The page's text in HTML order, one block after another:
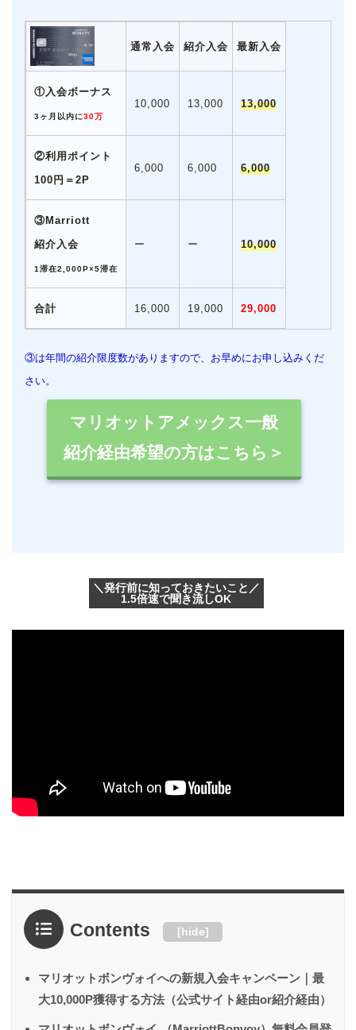
通常入会 紹介入会 最新入会
①入会ボーナス
3ヶ月以内に30万
10,000 13,000 13,000
②利用ポイント
100円＝2P
6,000 6,000 6,000
③Marriott
紹介入会
1滞在2,000P×5滞在
ー ー 10,000
合計 16,000 19,000 29,000
③は年間の紹介限度数がありますので、お早めにお申し込みくだ
さい。
マリオットアメックス一般
紹介経由希望の方はこちら＞
＼発行前に知っておきたいこと／
1.5倍速で聞き流しOK
Contents [hide]
マリオットボンヴォイへの新規入会キャンペーン｜最
大10,000P獲得する方法（公式サイト経由or紹介経由）